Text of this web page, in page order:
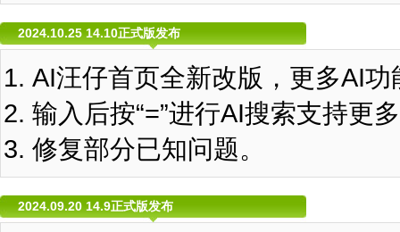
2024.10.25 14.10正式版发布
AI汪仔首页全新改版，更多AI
输入后按“=”进行AI搜索支持更
修复部分已知问题。
2024.09.20 14.9正式版发布